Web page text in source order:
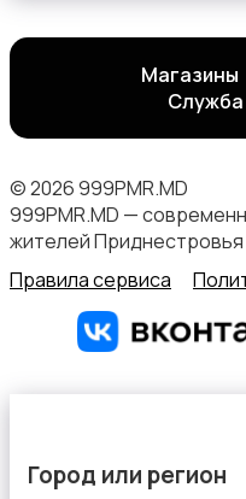
Стройматериалы и
Магазины
© 2026 999PMR.MD
999PMR.MD —
жителей
Правила сервиса
Город или регион